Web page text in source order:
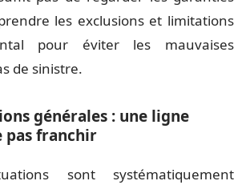
les exclusions et limitations
pour éviter les mauvaises
de sinistre.
générales : une ligne
pas franchir
sont systématiquement